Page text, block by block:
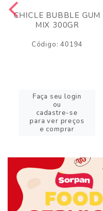
CHICLE BUBBLE GUM
MIX 300GR
Código: 40194
Faça seu login
ou
cadastre-se
para ver preços
e comprar